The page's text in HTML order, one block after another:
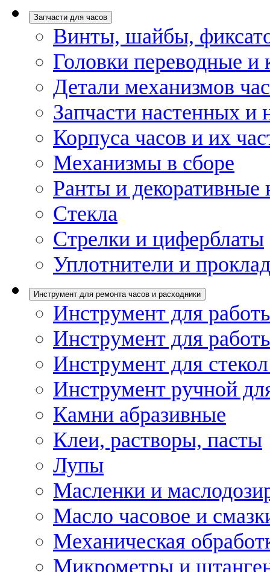
Запчасти для часов
Винты, шайбы,
Головки переводные и
Детали механизмов
Запчасти настенных и
Корпуса часов и их
Механизмы в сборе
Ранты и декоративные
Стекла
Стрелки и циферблаты
Уплотнители и
Инструмент для ремонта часов и расходники
Инструмент для
Инструмент для
Инструмент для
Инструмент ручной
Камни абразивные
Клеи, растворы, пасты
Лупы
Масленки и
Масло часовое и
Механическая
Микрометры и